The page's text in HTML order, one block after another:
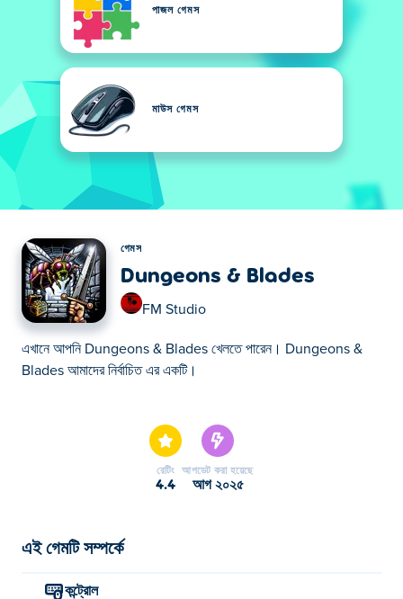
পাজল গেমস
মাউস গেমস
গেমস
Dungeons & Blades
FM Studio
এখানে আপনি Dungeons & Blades খেলতে পারেন। Dungeons &
Blades আমাদের নির্বাচিত এর একটি।
রেটিং
4.4
আপডেট করা হয়েছে
আগ ২০২৫
এই গেমটি সম্পর্কে
কন্ট্রোল